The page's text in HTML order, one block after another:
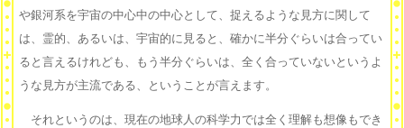
や銀河系を宇宙の中心中の中心として、捉えるような見方に関して
は、霊的、あるいは、宇宙的に見ると、確かに半分ぐらいは合ってい
ると言えるけれども、もう半分ぐらいは、全く合っていないというよ
うな見方が主流である、ということが言えます。
それというのは、現在の地球人の科学力では全く理解も想像もでき